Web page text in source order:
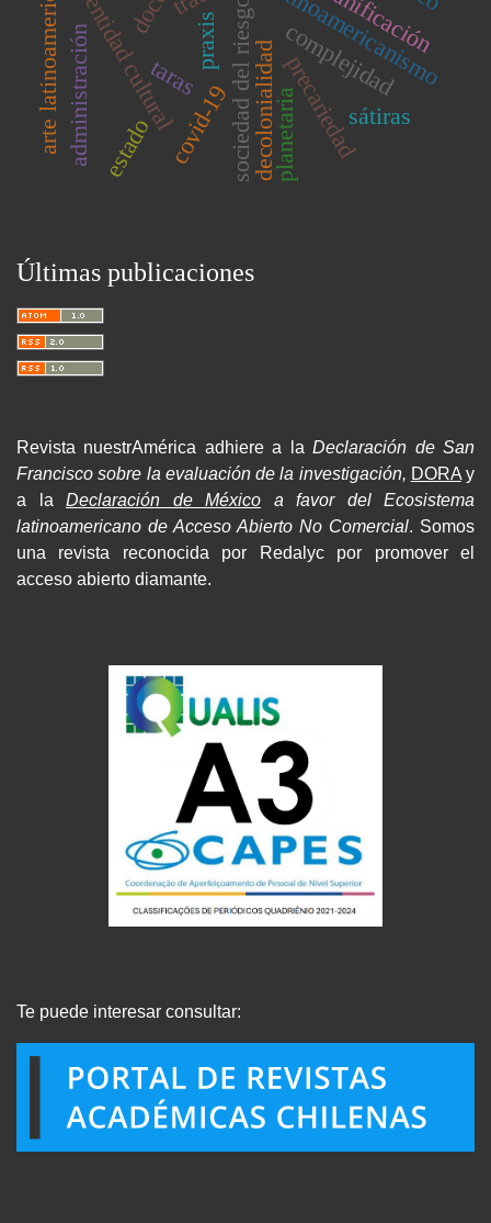
decolonialidadcomplejidad
sociedad del riesgo precariedad
latinoamericanismo
identidad cultural
administración praxis
covid-19
estado
taras
sátiras
planetaria
arte latinoamericano
Últimas publicaciones
Revista nuestrAmérica adhiere a laDeclaración de San
Francisco sobre la evaluación de la investigación, DORAy
a la Declaración de México a favor del Ecosistema
latinoamericano de Acceso Abierto No Comercial. Somos
una revista reconocida por Redalyc por promover el
acceso abierto diamante.
Te puede interesar consultar: